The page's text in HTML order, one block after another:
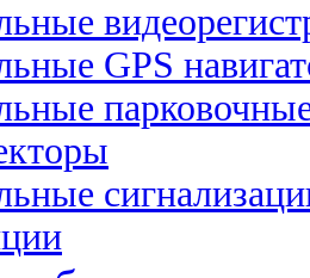
GPS